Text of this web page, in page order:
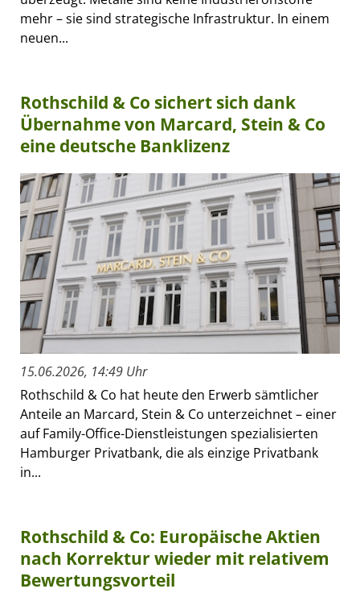
mehr – sie sind strategische Infrastruktur. In einem
neuen...
Rothschild & Co sichert sich dank
Übernahme von Marcard, Stein & Co
eine deutsche Banklizenz
15.06.2026, 14:49 Uhr
Rothschild & Co hat heute den Erwerb sämtlicher
Anteile an Marcard, Stein & Co unterzeichnet – einer
auf Family-Office-Dienstleistungen spezialisierten
Hamburger Privatbank, die als einzige Privatbank
in...
Rothschild & Co: Europäische Aktien
nach Korrektur wieder mit relativem
Bewertungsvorteil